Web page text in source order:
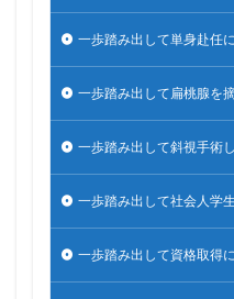
一歩踏み出して単身赴任
一歩踏み出して扁桃腺を
一歩踏み出して斜視手術
一歩踏み出して社会人学
一歩踏み出して資格取得